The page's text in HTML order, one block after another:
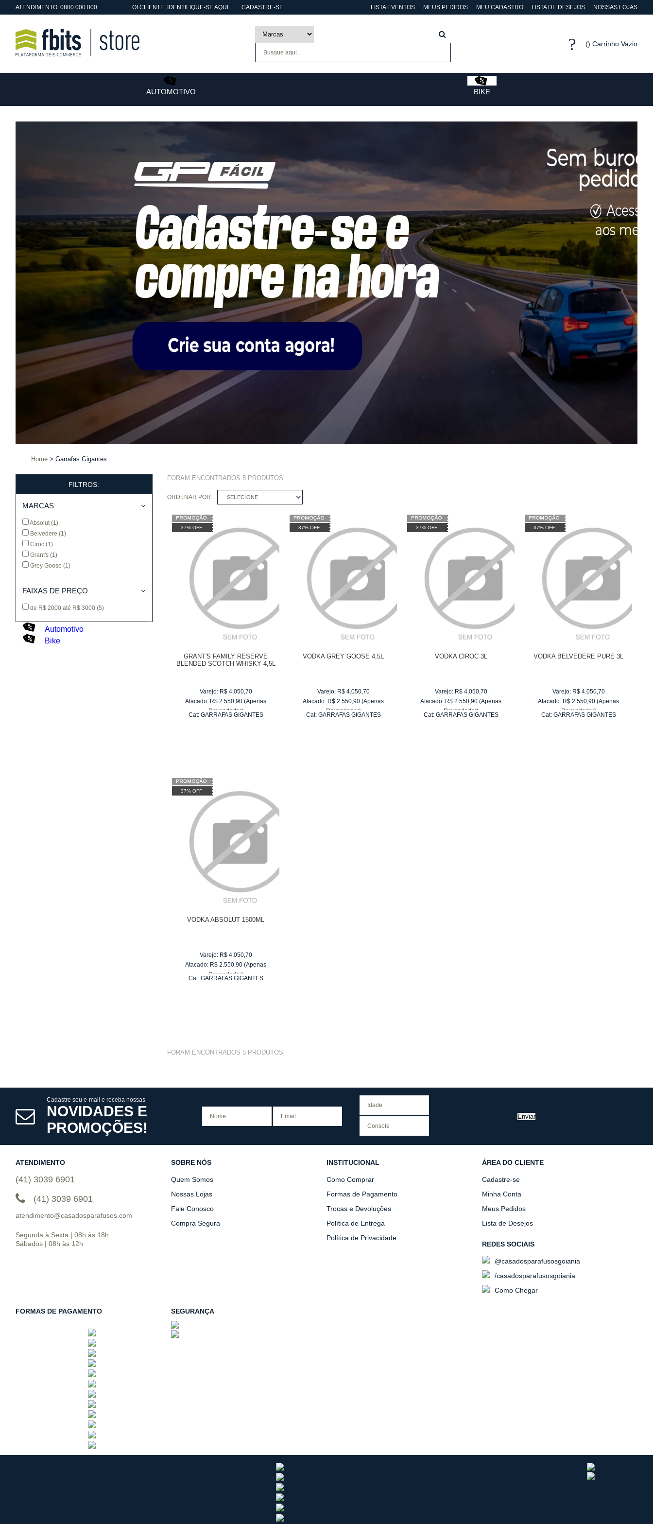
ATENDIMENTO: 0800 000 000 OICLIENTE, IDENTIFIQUE-SEAQUI CADASTRE-SE LISTA EVENTOS MEUS PEDIDOS MEU CADASTRO LISTA DE DESEJOS NOSSAS LOJAS
Carrinho Vazio
AUTOMOTIVO BIKE
Home Garrafas Gigantes
FILTROS:
MARCAS
Absolut(1)
Belvedere (1)
Ciroc (1)
Grant's (1)
Grey Goose (1)
FAIXAS DE PREÇO
de R$ 2000 até R$ 3000 (5)
Automotivo
Bike
FORAM ENCONTRADOS 5PRODUTOS
ORDENAR POR: SELECIONE
37% OFF
GRANT'S FAMILY RESERVE
BLENDED SCOTCH WHISKY 4,5L
Varejo: R$ 4.050,70
Atacado: R$ 2.550,90 (Apenas
Revendedor)
Cat: GARRAFAS GIGANTES
37% OFF
VODKA GREY GOOSE 4,5L
Varejo: R$ 4.050,70
Atacado: R$ 2.550,90 (Apenas
Revendedor)
Cat: GARRAFAS GIGANTES
37% OFF
VODKA CIROC 3L
Varejo: R$ 4.050,70
Atacado: R$ 2.550,90 (Apenas
Revendedor)
Cat: GARRAFAS GIGANTES
37% OFF
VODKA BELVEDERE PURE 3L
Varejo: R$ 4.050,70
Atacado: R$ 2.550,90 (Apenas
Revendedor)
Cat: GARRAFAS GIGANTES
37% OFF
VODKA ABSOLUT 1500ML
Varejo: R$ 4.050,70
Atacado: R$ 2.550,90 (Apenas
Revendedor)
Cat: GARRAFAS GIGANTES
FORAM ENCONTRADOS 5PRODUTOS
Cadastre seu e-mail e receba nossas
NOVIDADES E
PROMOÇÕES!
Enviar
ATENDIMENTO
(41) 3039 6901
(41) 3039 6901
atendimento@casadosparafusos.com
Segunda à Sexta | 08h às 18h
Sábados | 08h às 12h
SOBRE NÓS
Quem Somos
Nossas Lojas
Fale Conosco
Compra Segura
INSTITUCIONAL
Como Comprar
Formas de Pagamento
Trocas e Devoluções
Política de Entrega
Política de Privacidade
ÁREA DO CLIENTE
Cadastre-se
Minha Conta
Meus Pedidos
Lista de Desejos
REDES SOCIAIS
@casadosparafusosgoiania
/casadosparafusosgoiania
Como Chegar
FORMAS DE PAGAMENTO SEGURANÇA